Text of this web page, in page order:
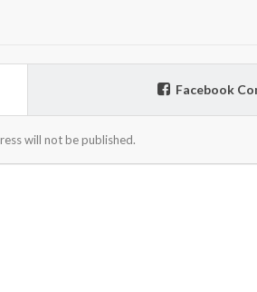
Facebook
will not be published.